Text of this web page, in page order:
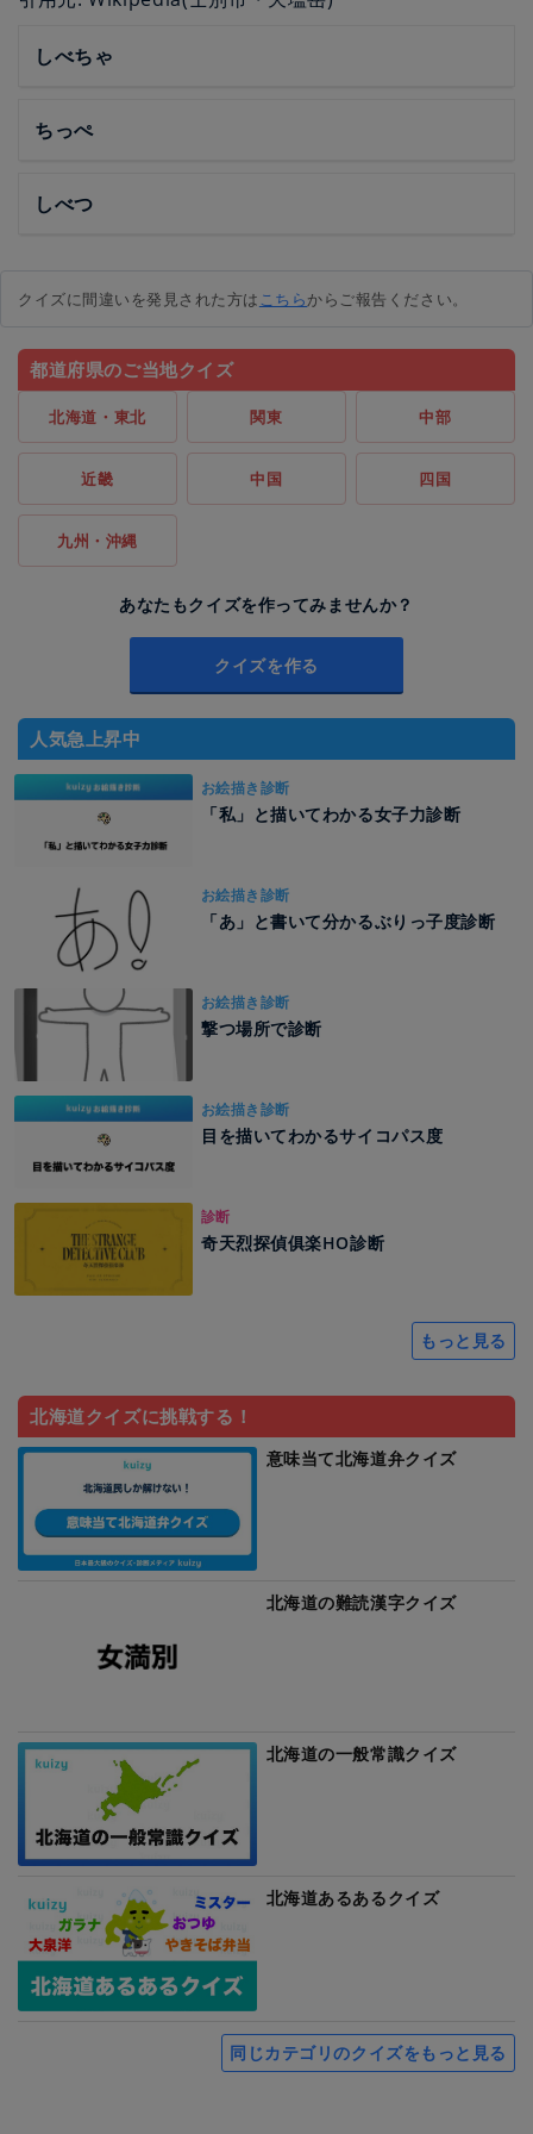
しべちゃ
ちっぺ
しべつ
クイズに間違いを発見された方はこちらからご報告ください。
都道府県のご当地クイズ
北海道・東北 関東 中部
近畿 中国 四国
九州・沖縄
あなたもクイズを作ってみませんか？
クイズを作る
人気急上昇中
お絵描き診断
「私」と描いてわかる女子力診断
お絵描き診断
「あ」と書いて分かるぶりっ子度診断
お絵描き診断
撃つ場所で診断
お絵描き診断
目を描いてわかるサイコパス度
診断
奇天烈探偵俱楽HO診断
もっと見る
北海道クイズに挑戦する！
意味当て北海道弁クイズ
北海道の難読漢字クイズ
北海道の一般常識クイズ
北海道あるあるクイズ
同じカテゴリのクイズをもっと見る